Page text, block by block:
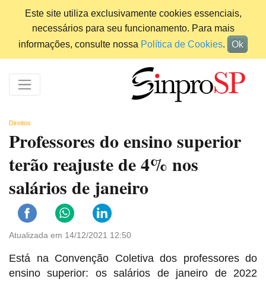
Este site utiliza exclusivamente cookies essenciais,
necessários para seu funcionamento. Para mais
informações, consulte nossa Política de Cookies. Ok
Direitos
Professores do ensino superior
terão reajuste de 4% nos
salários de janeiro
Atualizada em 14/12/2021 12:50
Está na Convenção Coletiva dos professores do
ensino superior: os salários de janeiro de 2022